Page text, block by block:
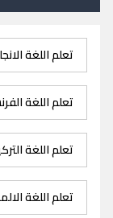
تعلم اللغة
تعلم اللغة
تعلم اللغة
تعلم اللغة